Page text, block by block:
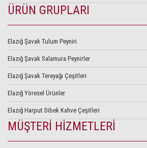
ÜRÜN GRUPLARI
Elazığ Şavak Tulum Peyniri
Elazığ Şavak Salamura Peynirler
Elazığ Şavak Tereyağı Çeşitleri
Elazığ Yöresel Ürünler
Elazığ Harput Dibek Kahve Çeşitleri
MÜŞTERİ HİZMETLERİ